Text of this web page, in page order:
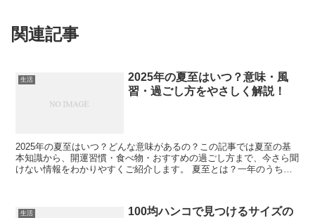
関連記事
生活
2025年の夏至はいつ？意味・風
習・過ごし方をやさしく解説！
2025年の夏至はいつ？どんな意味があるの？この記事では夏至の基
本知識から、開運習慣・食べ物・おすすめの過ごし方まで、今さら聞
けない情報をわかりやすくご紹介します。 夏至とは？一年のうちで
生活
100均ハンコで見つけるサイズの